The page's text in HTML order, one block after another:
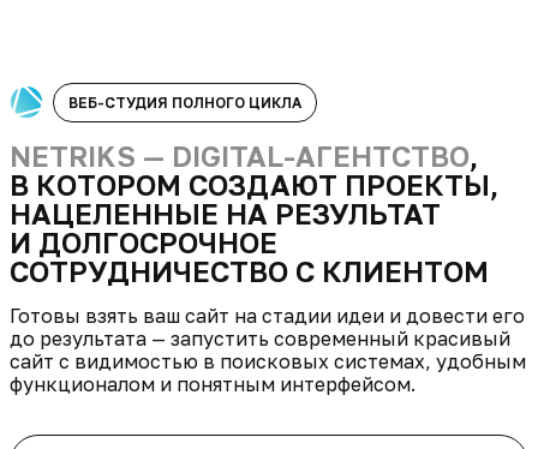
ВЕБ-СТУДИЯ ПОЛНОГО ЦИКЛА
NETRIKS — DIGITAL-АГЕНТСТВО,
В КОТОРОМ СОЗДАЮТ ПРОЕКТЫ,
НАЦЕЛЕННЫЕ НА РЕЗУЛЬТАТ
И ДОЛГОСРОЧНОЕ
СОТРУДНИЧЕСТВО С КЛИЕНТОМ
Готовы взять ваш сайт на стадии идеи и довести его
до результата — запустить современный красивый
сайт с видимостью в поисковых системах, удобным
функционалом и понятным интерфейсом.